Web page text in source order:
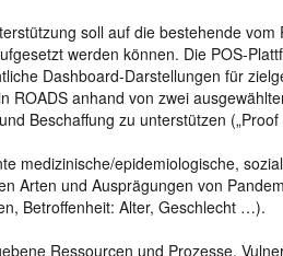
soll auf die bestehende
werden können. Die POS-
Dashboard-Darstellungen für
anhand von zwei
Beschaffung zu unterstützen („Proof
medizinische/epidemiologische,
Arten und Ausprägungen von
Betroffenheit: Alter, Geschlecht …).
Ressourcen und Prozesse,